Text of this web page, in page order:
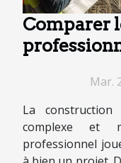
Comparer
Mar.
La
complexe et
professionnel